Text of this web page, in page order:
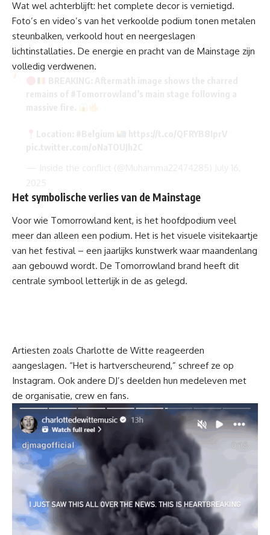
Wat wel achterblijft: het complete decor is vernietigd.
Foto’s en video’s van het verkoolde podium tonen metalen
steunbalken, verkoold hout en neergeslagen
lichtinstallaties. De energie en pracht van de Mainstage zijn
volledig verdwenen.
Het symbolische verlies van de Mainstage
Voor wie Tomorrowland kent, is het hoofdpodium veel
meer dan alleen een podium. Het is het visuele visitekaartje
van het festival – een jaarlijks kunstwerk waar maandenlang
aan gebouwd wordt. De Tomorrowland brand heeft dit
centrale symbool letterlijk in de as gelegd.
Artiesten zoals Charlotte de Witte reageerden
aangeslagen. “Het is hartverscheurend,” schreef ze op
Instagram. Ook andere DJ’s deelden hun medeleven met
de organisatie, crew en fans.